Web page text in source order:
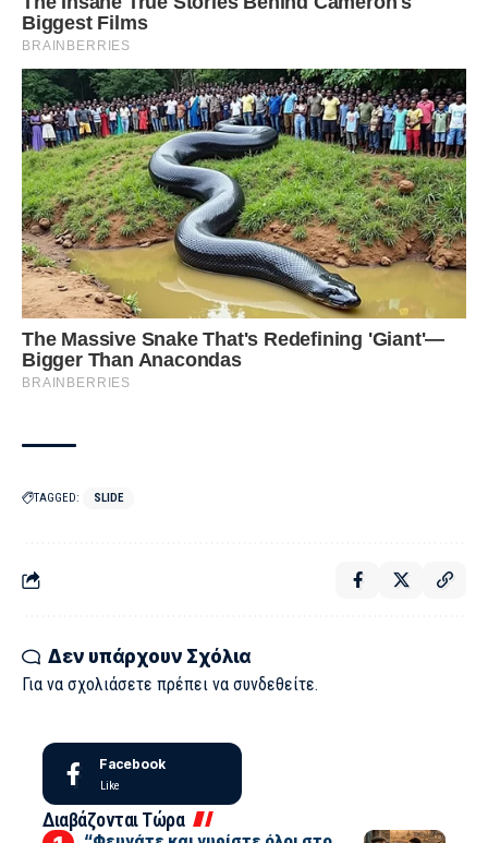
TAGGED: SLIDE
Δεν υπάρχουν Σχόλια
Για να σχολιάσετε πρέπει να συνδεθείτε.
Facebook
Like
Διαβάζονται Τώρα